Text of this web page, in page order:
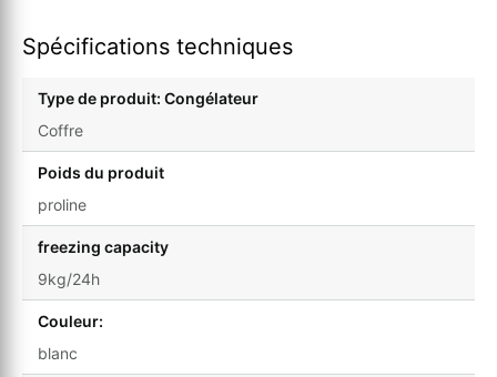
Spécifications techniques
Type de produit: Congélateur
Coffre
Poids du produit
proline
freezing capacity
9kg/24h
Couleur:
blanc